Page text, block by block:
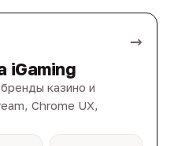
→
iGaming
казино и
Chrome UX,